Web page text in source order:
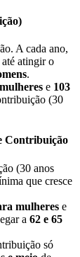
A cada ano,
atingir o
.
e 103
(30
Contribuição
(30 anos
que cresce
mulheres e
a 62 e 65
só